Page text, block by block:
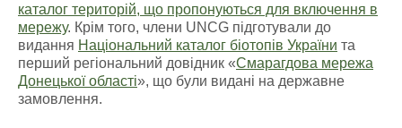
каталог територій, що пропонуються для включення в
мережу. Крім того, члени UNCG підготували до
видання Національний каталог біотопів України та
перший регіональний довідник «Смарагдова мережа
Донецької області», що були видані на державне
замовлення.